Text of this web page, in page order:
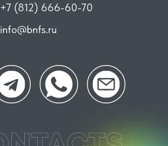
+7 (812) 666-60-70
info@bnfs.ru